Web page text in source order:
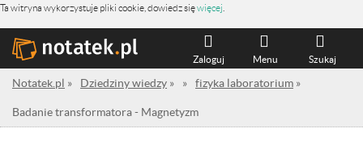
Ta witryna wykorzystuje pliki cookie, dowiedz sięwięcej
Szukaj
Menu
Zaloguj
Notatek.pl » Dziedziny wiedzy » » fizyka laboratorium »
Badanie transformatora - Magnetyzm